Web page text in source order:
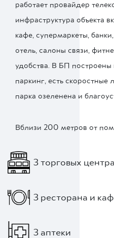
работает провайдер
инфраструктура объекта
кафе, супермаркеты,
отель, салоны связи,
удобства. В БП
паркинг, есть скоростные
парка озеленена и
Вблизи 200 метров от
3 торговых центра
3 ресторана и
3 аптеки